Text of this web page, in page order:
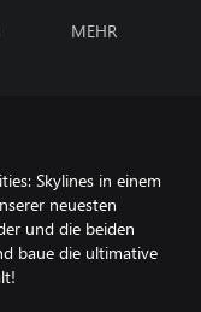
MEHR
Skylines in einem
neuesten
und die beiden
baue die ultimative